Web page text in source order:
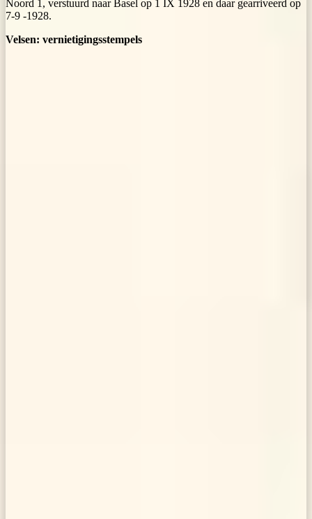
Noord 1, verstuurd naar Basel op 1 IX 1928 en daar gearriveerd op
7-9 -1928.
Velsen: vernietigingsstempels